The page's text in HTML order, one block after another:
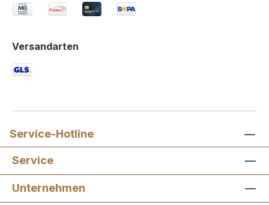
Versandarten
Service-Hotline
Service
Unternehmen